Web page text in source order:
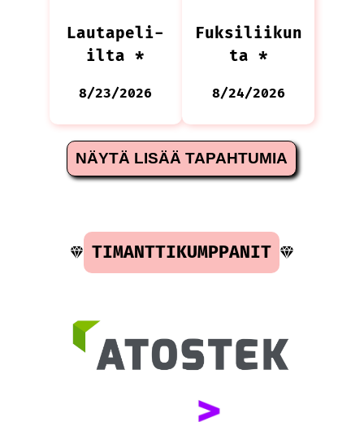
Lautapeli-
ilta *
8/23/2026
Fuksiliikun
ta *
8/24/2026
NÄYTÄ LISÄÄ TAPAHTUMIA
TIMANTTIKUMPPANIT